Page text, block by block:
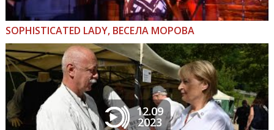
SOPHISTICATED LADY, ВЕСЕЛА МОРОВА
12.09
2023